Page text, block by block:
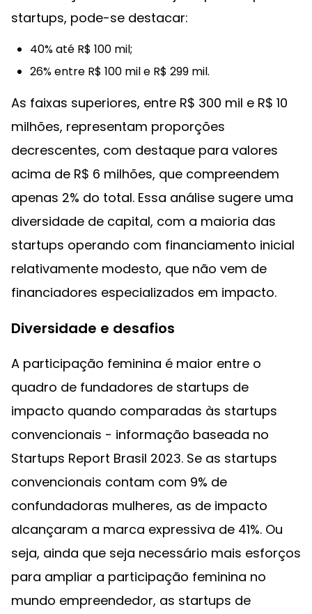
startups, pode-se destacar:
40% até R$ 100 mil;
26% entre R$ 100 mil e R$ 299 mil.
As faixas superiores, entre R$ 300 mil e R$ 10
milhões, representam proporções
decrescentes, com destaque para valores
acima de R$ 6 milhões, que compreendem
apenas 2% do total. Essa análise sugere uma
diversidade de capital, com a maioria das
startups operando com financiamento inicial
relativamente modesto, que não vem de
financiadores especializados em impacto.
Diversidade e desafios
A participação feminina é maior entre o
quadro de fundadores de startups de
impacto quando comparadas às startups
convencionais - informação baseada no
Startups Report Brasil 2023. Se as startups
convencionais contam com 9% de
confundadoras mulheres, as de impacto
alcançaram a marca expressiva de 41%. Ou
seja, ainda que seja necessário mais esforços
para ampliar a participação feminina no
mundo empreendedor, as startups de